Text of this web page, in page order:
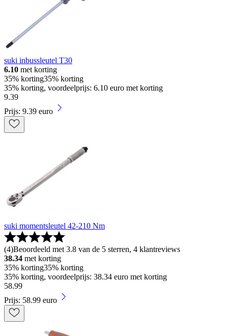
suki inbussleutel T30
6.10 met korting
35% korting35% korting
35% korting, voordeelprijs: 6.10 euro met korting
9.39
Prijs: 9.39 euro
suki momentsleutel 42-210 Nm
(4)Beoordeeld met 3.8 van de 5 sterren, 4 klantreviews
38.34 met korting
35% korting35% korting
35% korting, voordeelprijs: 38.34 euro met korting
58.99
Prijs: 58.99 euro